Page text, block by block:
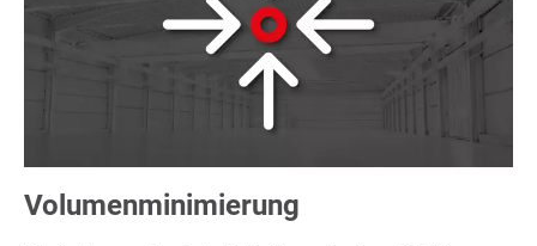
Volumenminimierung